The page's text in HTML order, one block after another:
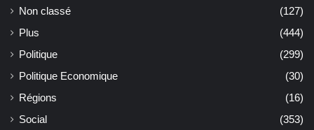
Non classé
(127)
Plus
(444)
Politique
(299)
Politique Economique
(30)
Régions
(16)
Social
(353)